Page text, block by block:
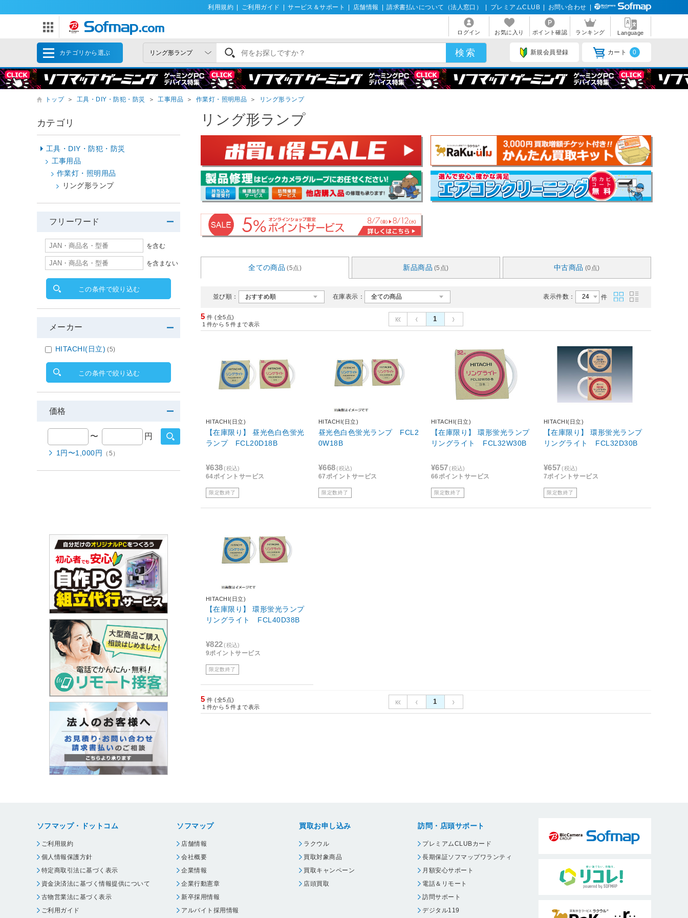
利用規約 ご利用ガイド サービス＆サポート 店舗情報 請求書払いについて（法人窓口） プレミアムCLUB お問い合わせ
ログイン お気に入り ポイント確認 ランキング Language
カテゴリから選ぶ 新規会員登録 カート 0
トップ ＞ 工具・DIY・防犯・防災 ＞ 工事用品 ＞ 作業灯・照明用品 ＞ リング形ランプ
リング形ランプ
全ての商品 (5点) 新品商品 (5点) 中古商品 (0点)
並び順： 在庫表示： 表示件数： 件
5 件 (全5点)
1 件から 5 件まで表示
1
HITACHI(日立)
【在庫限り】 昼光色白色蛍光
ランプ FCL20D18B
¥638 (税込)
64ポイントサービス
限定数終了
HITACHI(日立)
昼光色白色蛍光ランプ FCL2
0W18B
¥668 (税込)
67ポイントサービス
限定数終了
HITACHI(日立)
【在庫限り】 環形蛍光ランプ
リングライト FCL32W30B
¥657 (税込)
66ポイントサービス
限定数終了
HITACHI(日立)
【在庫限り】 環形蛍光ランプ
リングライト FCL32D30B
¥657 (税込)
7ポイントサービス
限定数終了
HITACHI(日立)
【在庫限り】 環形蛍光ランプ
リングライト FCL40D38B
¥822 (税込)
9ポイントサービス
限定数終了
5 件 (全5点)
1 件から 5 件まで表示
1
カテゴリ
工具・DIY・防犯・防災
工事用品
作業灯・照明用品
リング形ランプ
フリーワード
を含む
を含まない
この条件で絞り込む
メーカー
HITACHI(日立) (5)
この条件で絞り込む
価格
〜 円
1円〜1,000円 （5）
ソフマップ・ドットコム
ご利用規約
個人情報保護方針
特定商取引法に基づく表示
資金決済法に基づく情報提供について
古物営業法に基づく表示
ご利用ガイド
ソフマップ
店舗情報
会社概要
企業情報
企業行動憲章
新卒採用情報
アルバイト採用情報
買取お申し込み
ラクウル
買取対象商品
買取キャンペーン
店頭買取
訪問・店頭サポート
プレミアムCLUBカード
長期保証ソフマップワランティ
月額安心サポート
電話＆リモート
訪問サポート
デジタル119